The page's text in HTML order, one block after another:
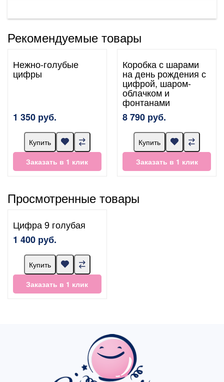
Рекомендуемые товары
Нежно-голубые
цифры
1 350 руб.
Купить
Заказать в 1 клик
Коробка с шарами
на день рождения с
цифрой, шаром-
облачком и
фонтанами
8 790 руб.
Купить
Заказать в 1 клик
Просмотренные товары
Цифра 9 голубая
1 400 руб.
Купить
Заказать в 1 клик